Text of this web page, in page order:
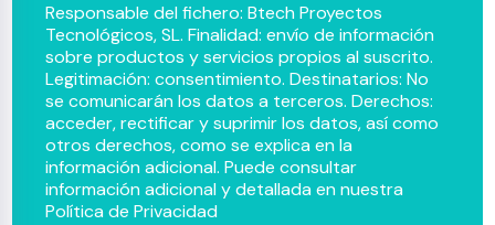
Responsable del fichero: Btech Proyectos
Tecnológicos, SL. Finalidad: envío de información
sobre productos y servicios propios al suscrito.
Legitimación: consentimiento. Destinatarios: No
se comunicarán los datos a terceros. Derechos:
acceder, rectificar y suprimir los datos, así como
otros derechos, como se explica en la
información adicional. Puede consultar
información adicional y detallada en nuestra
Política de Privacidad